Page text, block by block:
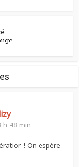
h 48 min
! On espère